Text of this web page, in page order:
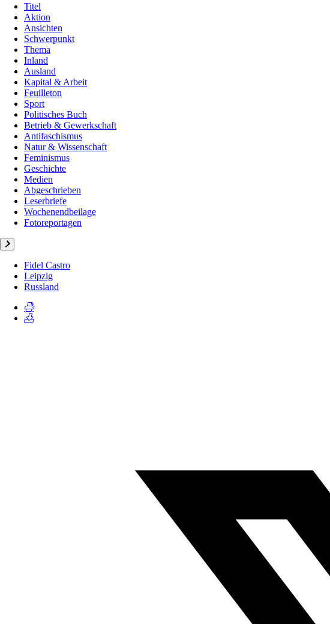
Titel
Aktion
Ansichten
Schwerpunkt
Thema
Inland
Ausland
Kapital & Arbeit
Feuilleton
Sport
Politisches Buch
Betrieb & Gewerkschaft
Antifaschismus
Natur & Wissenschaft
Feminismus
Geschichte
Medien
Abgeschrieben
Leserbriefe
Wochenendbeilage
Fotoreportagen
Fidel Castro
Leipzig
Russland